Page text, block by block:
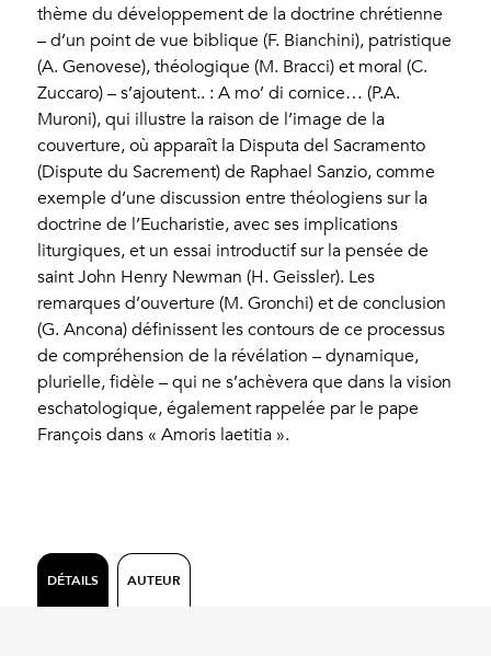
thème du développement de la doctrine chrétienne
– d’un point de vue biblique (F. Bianchini), patristique
(A. Genovese), théologique (M. Bracci) et moral (C.
Zuccaro) – s’ajoutent.. : A mo’ di cornice… (P.A.
Muroni), qui illustre la raison de l’image de la
couverture, où apparaît la Disputa del Sacramento
(Dispute du Sacrement) de Raphael Sanzio, comme
exemple d’une discussion entre théologiens sur la
doctrine de l’Eucharistie, avec ses implications
liturgiques, et un essai introductif sur la pensée de
saint John Henry Newman (H. Geissler). Les
remarques d’ouverture (M. Gronchi) et de conclusion
(G. Ancona) définissent les contours de ce processus
de compréhension de la révélation – dynamique,
plurielle, fidèle – qui ne s’achèvera que dans la vision
eschatologique, également rappelée par le pape
François dans « Amoris laetitia ».
DÉTAILS AUTEUR